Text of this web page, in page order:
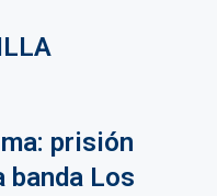
prisión
banda Los